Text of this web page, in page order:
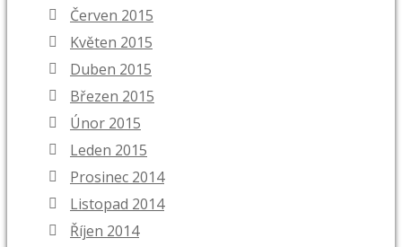
Červen 2015
Květen 2015
Duben 2015
Březen 2015
Únor 2015
Leden 2015
Prosinec 2014
Listopad 2014
Říjen 2014